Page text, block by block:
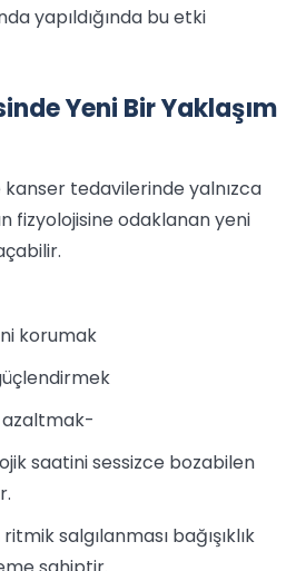
yapıldığında bu etki
Yeni Bir Yaklaşım
tedavilerinde yalnızca
fizyolojisine odaklanan yeni
korumak
saatini sessizce bozabilen
salgılanması bağışıklık